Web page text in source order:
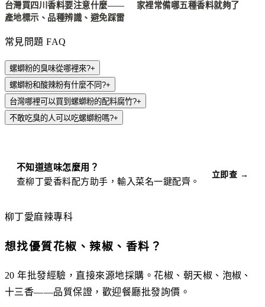
台灣買四川香料要注意什麼——
產地標示、品種辨識、避免踩雷
家裡常備哪五種香料就夠了
常見問題 FAQ
螺螄粉的臭味從哪裡來?+
螺螄粉和酸辣粉有什麼不同?+
台灣哪裡可以買到螺螄粉的配料腐竹?+
不敢吃臭的人可以吃螺螄粉嗎?+
不知道這味怎麼用？
查柳丁愛香料配方助手，輸入菜名一鍵配齊。
立即查 →
柳丁愛麻辣專科
想找優質花椒、辣椒、香料？
20 年批發經驗，直接來源地採購。花椒、朝天椒、泡椒、
十三香——品質保證，歡迎餐廳批發詢價。